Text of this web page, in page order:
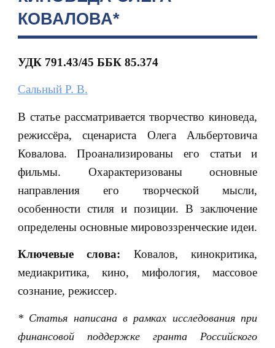
КОВАЛОВА*
УДК 791.43/45 ББК 85.374
Сальный Р. В.
В статье рассматривается творчество киноведа,
режиссёра, сценариста Олега Альбертовича
Ковалова. Проанализированы его статьи и
фильмы. Охарактеризованы основные
направления его творческой мысли,
особенности стиля и позиции. В заключение
определены основные мировоззренческие идеи.
Ключевые слова: Ковалов, кинокритика,
медиакритика, кино, мифология, массовое
сознание, режиссер.
* Cтатья написана в рамках исследования при
финансовой поддержке гранта Российского